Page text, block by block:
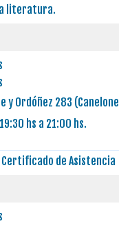
literatura.
y Ordóñez 283
hs a 21:00 hs.
Certificado de Asistencia